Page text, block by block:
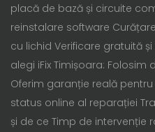
placă de bază și circuite
reinstalare software
cu lichid Verificare gratuită
alegi iFix Timișoara:
Oferim garanție reală
status online al reparației
și de ce Timp de intervenție